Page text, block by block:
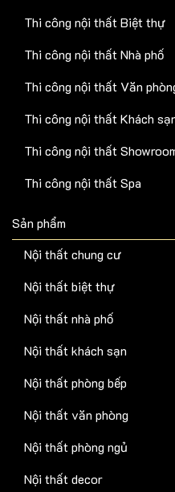
Thi công nội thất Biệt thự
Thi công nội thất Nhà phố
Thi công nội thất Văn
Thi công nội thất Khách
Thi công nội thất
Thi công nội thất Spa
Sản phẩm
Nội thất chung cư
Nội thất biệt thự
Nội thất nhà phố
Nội thất khách sạn
Nội thất phòng bếp
Nội thất văn phòng
Nội thất phòng ngủ
Nội thất decor